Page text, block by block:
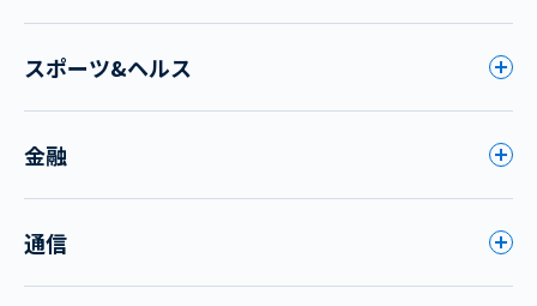
スポーツ&ヘルス
金融
通信